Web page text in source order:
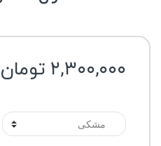
۲,۳۰۰,۰۰۰ تومان